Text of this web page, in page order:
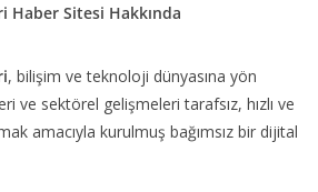
Haber Sitesi Hakkında
, bilişim ve teknoloji dünyasına yön
ve sektörel gelişmeleri tarafsız, hızlı ve
amacıyla kurulmuş bağımsız bir dijital